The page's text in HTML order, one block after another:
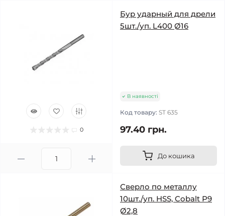
0
Бур ударный для дрели
5шт./уп. L400 Ø16
В наявності
Код товару: ST 635
97.40 грн.
До кошика
Сверло по металлу
10шт./уп. HSS, Cobalt Р9
Ø2,8